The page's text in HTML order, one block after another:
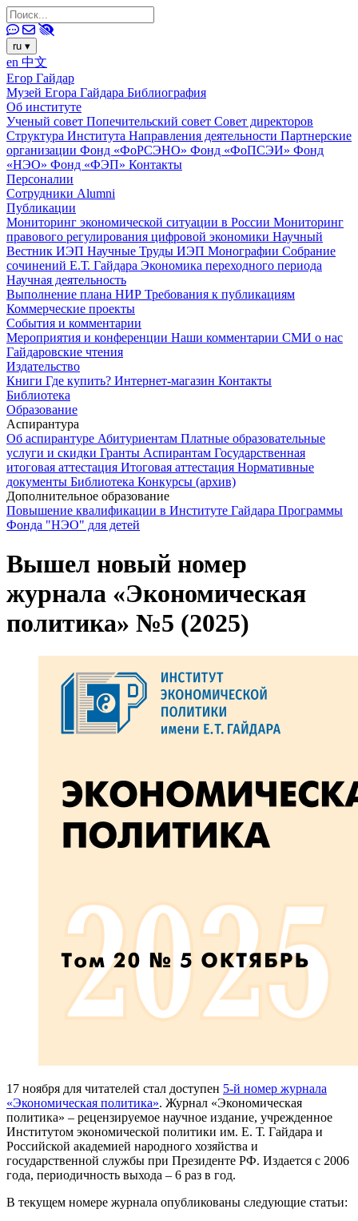
ru ▾
en 中文
Егор Гайдар
Музей Егора Гайдара Библиография
Об институте
Ученый совет Попечительский совет Совет директоров
Структура Института Направления деятельности Партнерские
организации Фонд «ФоРСЭНО» Фонд «ФоПСЭИ» Фонд
«НЭО» Фонд «ФЭП» Контакты
Персоналии
Сотрудники Alumni
Публикации
Мониторинг экономической ситуации в России Мониторинг
правового регулирования цифровой экономики Научный
Вестник ИЭП Научные Труды ИЭП Монографии Собрание
сочинений Е.Т. Гайдара Экономика переходного периода
Научная деятельность
Выполнение плана НИР Требования к публикациям
Коммерческие проекты
События и комментарии
Мероприятия и конференции Наши комментарии СМИ о нас
Гайдаровские чтения
Издательство
Книги Где купить? Интернет-магазин Контакты
Библиотека
Образование
Аспирантура
Об аспирантуре Абитуриентам Платные образовательные
услуги и скидки Гранты Аспирантам Государственная
итоговая аттестация Итоговая аттестация Нормативные
документы Библиотека Конкурсы (архив)
Дополнительное образование
Повышение квалификации в Институте Гайдара Программы
Фонда "НЭО" для детей
Вышел новый номер
журнала «Экономическая
политика» №5 (2025)
17 ноября для читателей стал доступен 5-й номер журнала
«Экономическая политика». Журнал «Экономическая
политика» – рецензируемое научное издание, учрежденное
Институтом экономической политики им. Е. Т. Гайдара и
Российской академией народного хозяйства и
государственной службы при Президенте РФ. Издается с 2006
года, периодичность выхода – 6 раз в год.
В текущем номере журнала опубликованы следующие статьи: